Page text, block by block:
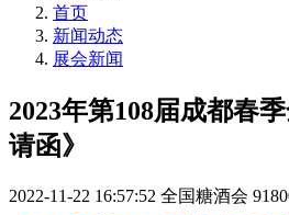
首页
新闻动态
展会新闻
2023年第108届成都春
请函》
2022-11-22 16:57:52 全国糖酒会